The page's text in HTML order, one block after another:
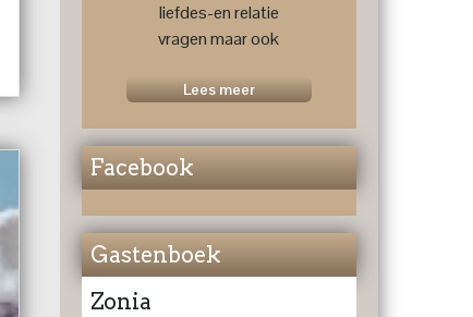
liefdes-en relatie
vragen maar ook
toekomstprognose
Lees meer
Facebook
Gastenboek
Zonia